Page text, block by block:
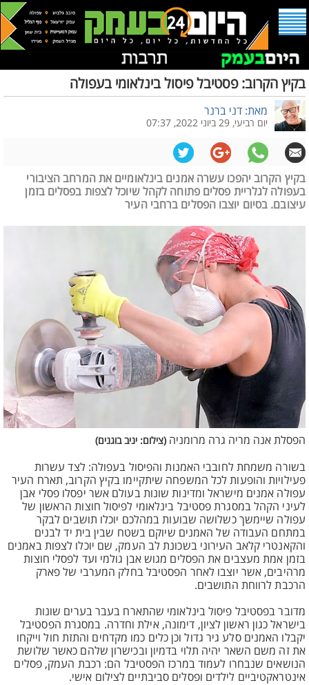
בקיץ הקרוב: פסטיבל פיסול בינלאומי בעפולה
מאת: דני ברנר
יום רביעי, 29 ביוני 2022, 07:37
בקיץ הקרוב יהפכו עשרה אמנים בינלאומיים את המרחב הציבורי
בעפולה לגלריית פסלים פתוחה לקהל שיוכל לצפות בפסלים בזמן
עיצובם. בסיום יוצבו הפסלים ברחבי העיר
הפסלת אנה מריה גרה מרומניה (צילום: יניב בוגנים)
בשורה משמחת לחובבי האמנות והפיסול בעפולה: לצד עשרות
פעילויות והופעות לכל המשפחה שיתקיימו בקיץ הקרוב, תארח העיר
עפולה אמנים מישראל ומדינות שונות בעולם אשר יפסלו פסלי אבן
לעיני הקהל במסגרת פסטיבל בינלאומי לפיסול חוצות הראשון של
עפולה שיימשך כשלושה שבועות במהלכם יוכלו תושבים לבקר
במתחם העבודה של האמנים שיוקם בשטח שבין בית יד לבנים
והקאנטרי קלאב העירוני בשכונת לב העמק, שם יוכלו לצפות באמנים
בזמן אמת מעצבים את הפסלים מגוש אבן גולמי ועד לפסלי חוצות
מרהיבים, אשר יוצבו לאחר הפסטיבל בחלק המערבי של פארק
הרכבת לרווחת התושבים.
מדובר בפסטיבל פיסול בינלאומי שהתארח בעבר בערים שונות
בישראל כגון ראשון לציון, דימונה, אילת וחדרה. במסגרת הפסטיבל
יקבלו האמנים סלע גיר גדול וכן כלים כמו מקדחים והתזת חול וייקחו
את זה משם השאר יהיה תלוי בדמיון ובכישרון שלהם כאשר שלושת
הנושאים שנבחרו לעמוד במרכז הפסטיבל הם: רכבת העמק, פסלים
אינטראקטיביים לילדים ופסלים סביבתיים לצילום אישי.